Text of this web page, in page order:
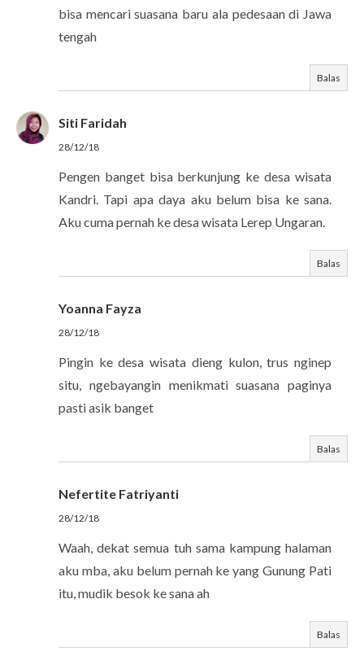
bisa mencari suasana baru ala pedesaan di Jawa
tengah
Balas
Siti Faridah
28/12/18
Pengen banget bisa berkunjung ke desa wisata
Kandri. Tapi apa daya aku belum bisa ke sana.
Aku cuma pernah ke desa wisata Lerep Ungaran.
Balas
Yoanna Fayza
28/12/18
Pingin ke desa wisata dieng kulon, trus nginep
situ, ngebayangin menikmati suasana paginya
pasti asik banget
Balas
Nefertite Fatriyanti
28/12/18
Waah, dekat semua tuh sama kampung halaman
aku mba, aku belum pernah ke yang Gunung Pati
itu, mudik besok ke sana ah
Balas